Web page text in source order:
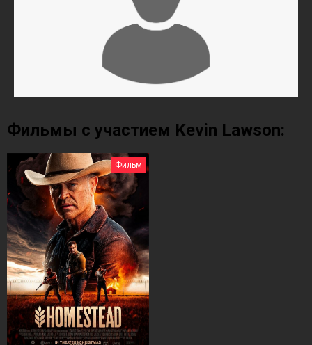
Фильмы с участием Kevin Lawson:
Фильм